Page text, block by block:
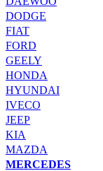
DODGE
FIAT
FORD
GEELY
HONDA
HYUNDAI
IVECO
JEEP
KIA
MAZDA
MERCEDES